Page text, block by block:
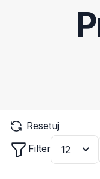
Resetuj
Filter
12